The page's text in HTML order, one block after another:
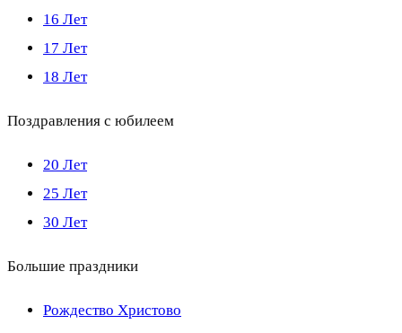
16 Лет
17 Лет
18 Лет
Поздравления с юбилеем
20 Лет
25 Лет
30 Лет
Большие праздники
Рождество Христово